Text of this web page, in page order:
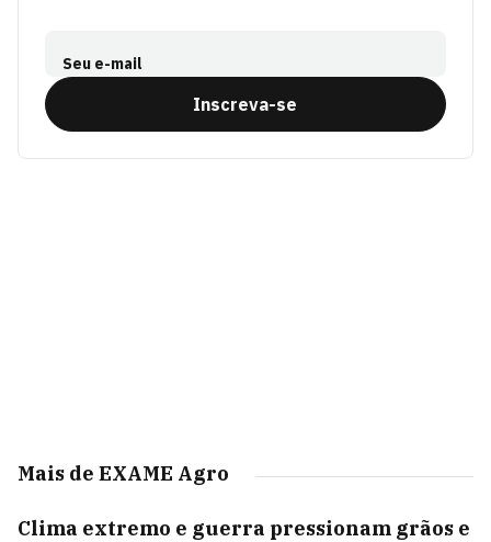
Seu e-mail
Inscreva-se
Mais de EXAME Agro
Clima extremo e guerra pressionam grãos e